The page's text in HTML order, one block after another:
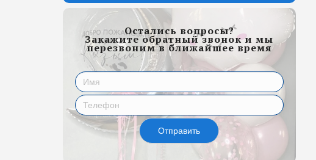
Остались вопросы?
Закажите обратный звонок и мы
перезвоним в ближайшее время
Отправить